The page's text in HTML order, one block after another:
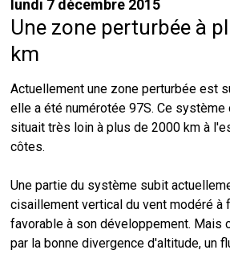
lundi 7 décembre 2015
Une zone perturbée à
km
Actuellement une zone perturbée est
elle a été numérotée 97S. Ce
situait très loin à plus de 2000 km à
côtes.
Une partie du système subit
cisaillement vertical du vent modéré à
favorable à son développement. Mais
par la bonne divergence d'altitude, un